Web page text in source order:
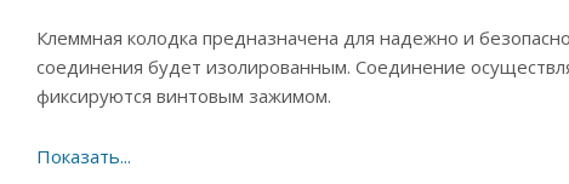
Клеммная колодка предназначена для надежно и
соединения будет изолированным. Соединение
фиксируются винтовым зажимом.